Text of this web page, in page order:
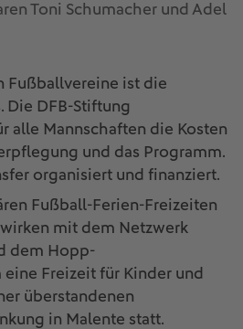
Toni Schumacher und Adel
Fußballvereine ist die
Die DFB-Stiftung
alle Mannschaften die Kosten
und das Programm.
organisiert und finanziert.
Fußball-Ferien-Freizeiten
mit dem Netzwerk
dem Hopp-
Freizeit für Kinder und
überstandenen
in Malente statt.